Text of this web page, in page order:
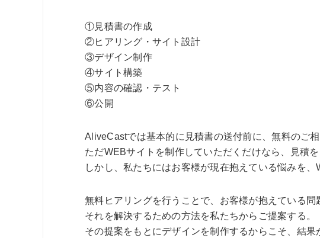
①見積書の作成
②ヒアリング・サイト設計
③デザイン制作
④サイト構築
⑤内容の確認・テスト
⑥公開
AliveCastでは基本的に見積書の送付前に、無料のご
ただWEBサイトを制作していただくだけなら、見積
しかし、私たちにはお客様が現在抱えている悩みを
無料ヒアリングを行うことで、お客様が抱えている問
それを解決するための方法を私たちからご提案する。
その提案をもとにデザインを制作するからこそ、結果